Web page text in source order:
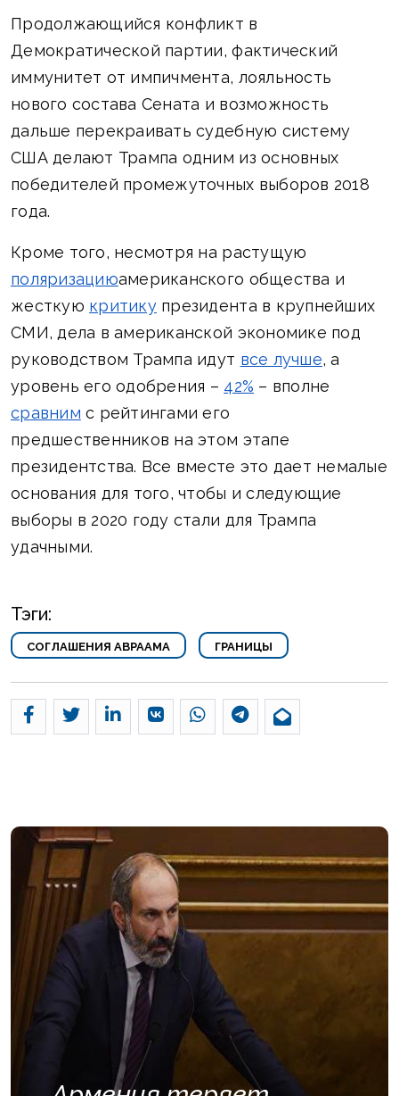
Продолжающийся конфликт в
Демократической партии, фактический
иммунитет от импичмента, лояльность
нового состава Сената и возможность
дальше перекраивать судебную систему
США делают Трампа одним из основных
победителей промежуточных выборов 2018
года.
Кроме того, несмотря на растущую
поляризациюамериканского общества и
жесткую критикупрезидента в крупнейших
СМИ, дела в американской экономике под
руководством Трампа идут все лучше, а
уровень его одобрения – 42% – вполне
сравним с рейтингами его
предшественников на этом этапе
президентства. Все вместе это дает немалые
основания для того, чтобы и следующие
выборы в 2020 году стали для Трампа
удачными.
Тэги:
СОГЛАШЕНИЯ АВРААМА ГРАНИЦЫ